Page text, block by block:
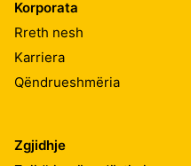
Korporata
Rreth nesh
Karriera
Qëndrueshmëria
Zgjidhje